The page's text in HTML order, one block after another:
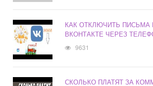
КАК ОТКЛЮЧИТЬ ПИСЬМА
ВКОНТАКТЕ ЧЕРЕЗ
9631
СКОЛЬКО ПЛАТЯТ ЗА